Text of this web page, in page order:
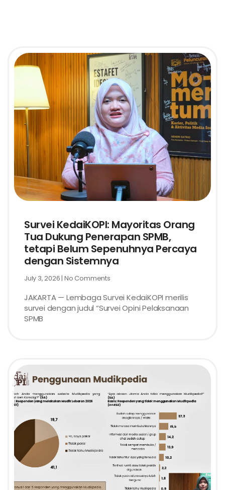
Survei KedaiKOPI: Mayoritas Orang
Tua Dukung Penerapan SPMB,
tetapi Belum Sepenuhnya Percaya
dengan Sistemnya
July 3, 2026 No Comments
JAKARTA — Lembaga Survei KedaiKOPI merilis
survei dengan judul “Survei Opini Pelaksanaan
SPMB